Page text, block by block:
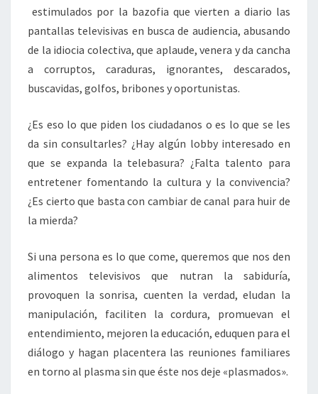
estimulados por la bazofia que vierten a diario las
pantallas televisivas en busca de audiencia, abusando
de la idiocia colectiva, que aplaude, venera y da cancha
a corruptos, caraduras, ignorantes, descarados,
buscavidas, golfos, bribones y oportunistas.
¿Es eso lo que piden los ciudadanos o es lo que se les
da sin consultarles? ¿Hay algún lobby interesado en
que se expanda la telebasura? ¿Falta talento para
entretener fomentando la cultura y la convivencia?
¿Es cierto que basta con cambiar de canal para huir de
la mierda?
Si una persona es lo que come, queremos que nos den
alimentos televisivos que nutran la sabiduría,
provoquen la sonrisa, cuenten la verdad, eludan la
manipulación, faciliten la cordura, promuevan el
entendimiento, mejoren la educación, eduquen para el
diálogo y hagan placentera las reuniones familiares
en torno al plasma sin que éste nos deje «plasmados».